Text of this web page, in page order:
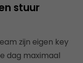
stuur
zijn eigen key
dag maximaal